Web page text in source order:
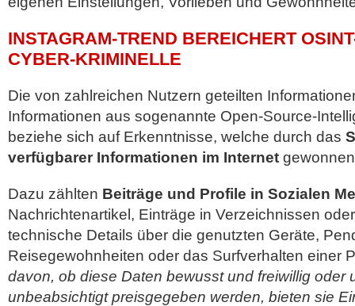
INSTAGRAM-TREND BEREICHERT
CYBER-KRIMINELLE
Die von zahlreichen Nutzern geteilten
Informationen aus sogenannte Open-Source-
beziehe sich auf Erkenntnisse, welche durch das
verfügbarer Informationen im Internet
Dazu zählten Beiträge und Profile in Sozialen
Nachrichtenartikel, Einträge in Verzeichnissen
technische Details über die genutzten Geräte,
Reisegewohnheiten oder das Surfverhalten einer
davon, ob diese Daten bewusst und freiwillig oder
unbeabsichtigt preisgegeben werden, bieten sie